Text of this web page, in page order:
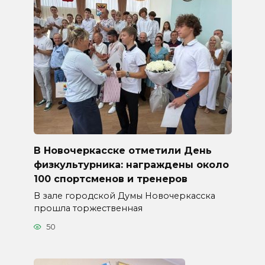
В Новочеркасске отметили День
физкультурника: награждены около
100 спортсменов и тренеров
В зале городской Думы Новочеркасска
прошла торжественная
50